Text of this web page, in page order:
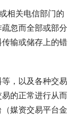
相关电信部门的
忽而全部或部分
输或储存上的错
，以及各种交易
的正常进行从而
媒资交易平台金